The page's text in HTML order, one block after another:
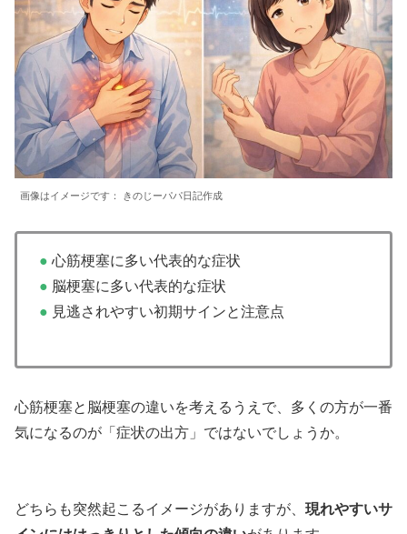
画像はイメージです： きのじーパパ日記作成
● 心筋梗塞に多い代表的な症状
● 脳梗塞に多い代表的な症状
● 見逃されやすい初期サインと注意点
心筋梗塞と脳梗塞の違いを考えるうえで、多くの方が一番
気になるのが「症状の出方」ではないでしょうか。
どちらも突然起こるイメージがありますが、 現れやすいサ